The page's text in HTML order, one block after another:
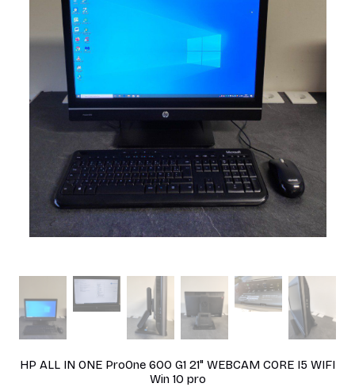
HP ALL IN ONE ProOne 600 G1 21" WEBCAM CORE I5 WIFI
Win 10 pro